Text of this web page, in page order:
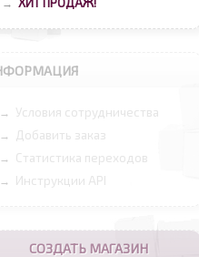
→
→ Условия сотрудничества
→ Добавить заказ
→ Статистика переходов
→ Инструкции API
СОЗДАТЬ МАГАЗИН